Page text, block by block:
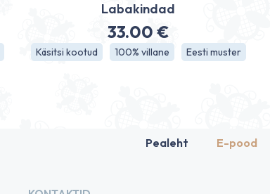
Labakindad
33.00 €
Käsitsi kootud 100% villane Eesti muster
Pealeht E-pood